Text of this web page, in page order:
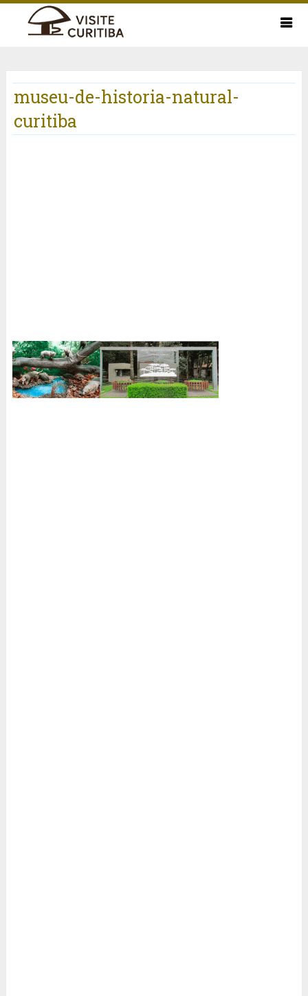
museu-de-historia-natural-
curitiba